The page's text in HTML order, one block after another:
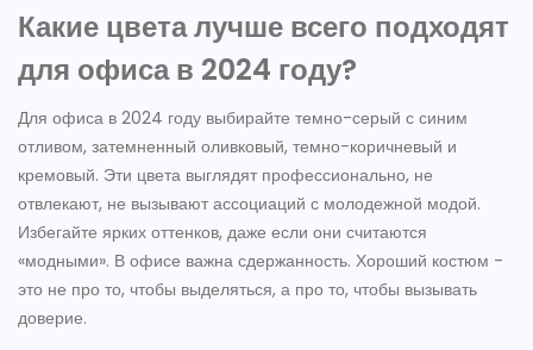
Какие цвета лучше всего подходят
для офиса в 2024 году?
Для офиса в 2024 году выбирайте темно-серый с синим
отливом, затемненный оливковый, темно-коричневый и
кремовый. Эти цвета выглядят профессионально, не
отвлекают, не вызывают ассоциаций с молодежной модой.
Избегайте ярких оттенков, даже если они считаются
«модными». В офисе важна сдержанность. Хороший костюм -
это не про то, чтобы выделяться, а про то, чтобы вызывать
доверие.